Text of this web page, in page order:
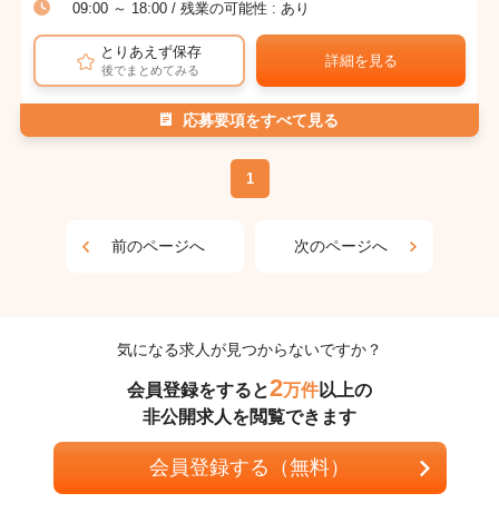
09:00 ～ 18:00 / 残業の可能性 : あり
とりあえず保存
後でまとめてみる
詳細を見る
応募要項をすべて見る
1
前のページへ 次のページへ
気になる求人が見つからないですか？
会員登録をすると2万件以上の
非公開求人を閲覧できます
会員登録する（無料）